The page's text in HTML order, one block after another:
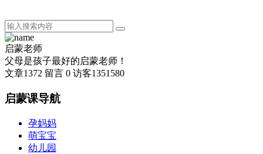
启蒙老师
父母是孩子最好的启蒙老师！
文章1372 留言 0 访客1351580
启蒙课导航
孕妈妈
萌宝宝
幼儿园